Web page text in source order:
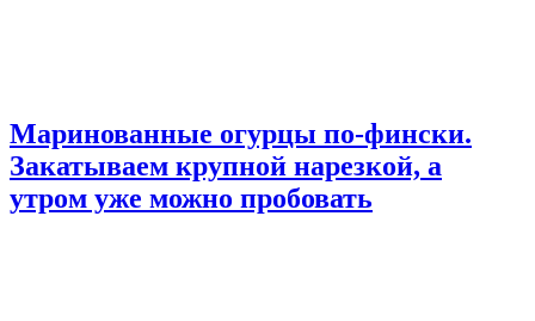
Маринованные огурцы по-фински.
Закатываем крупной нарезкой, а
утром уже можно пробовать